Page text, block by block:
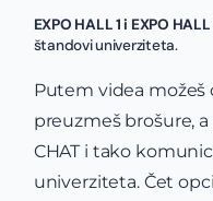
EXPO HALL 1 i EXPO
štandovi univerziteta.
Putem videa možeš
preuzmeš brošure,
CHAT i tako
univerziteta. Čet